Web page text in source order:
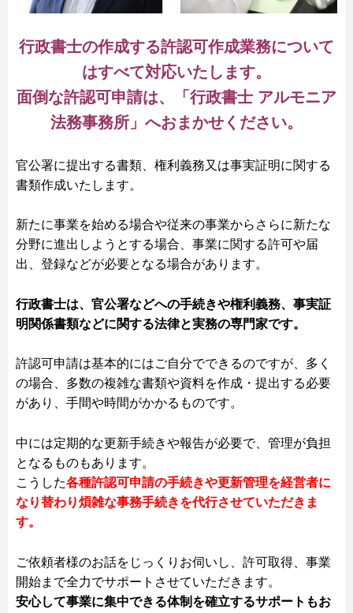
行政書士の作成する許認可作成業務について
はすべて対応いたします。
面倒な許認可申請は、「行政書士 アルモニア
法務事務所」へおまかせください。
官公署に提出する書類、権利義務又は事実証明に関する
書類作成いたします。
新たに事業を始める場合や従来の事業からさらに新たな
分野に進出しようとする場合、事業に関する許可や届
出、登録などが必要となる場合があります。
行政書士は、官公署などへの手続きや権利義務、事実証
明関係書類などに関する法律と実務の専門家です。
許認可申請は基本的にはご自分でできるのですが、多く
の場合、多数の複雑な書類や資料を作成・提出する必要
があり、手間や時間がかかるものです。
中には定期的な更新手続きや報告が必要で、管理が負担
となるものもあります。
こうした各種許認可申請の手続きや更新管理を経営者に
なり替わり煩雑な事務手続きを代行させていただきま
す。
ご依頼者様のお話をじっくりお伺いし、許可取得、事業
開始まで全力でサポートさせていただきます。
安心して事業に集中できる体制を確立するサポートもお